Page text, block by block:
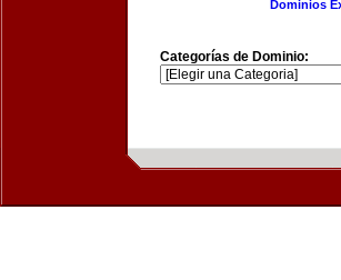
Dominios
Categorías de Dominio: